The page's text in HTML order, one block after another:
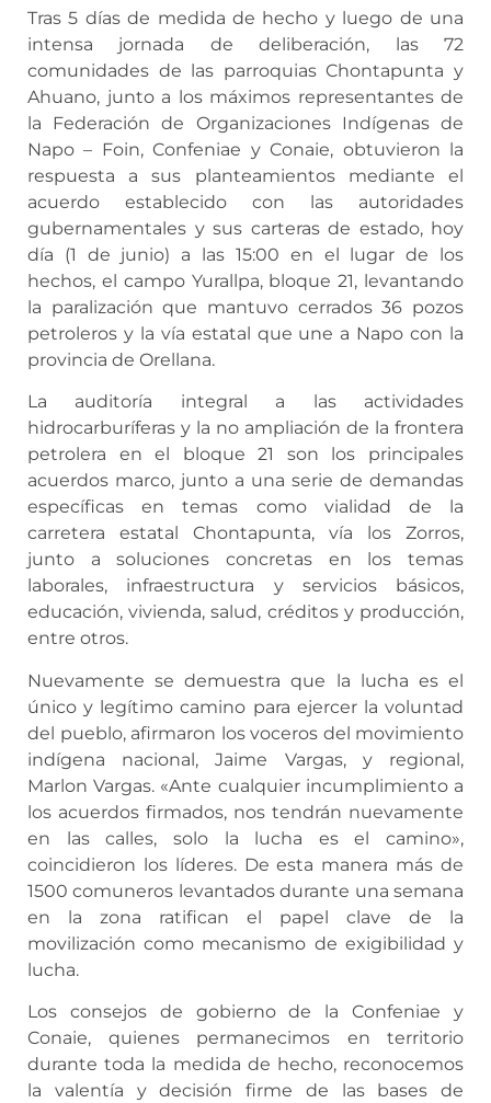
Tras 5 días de medida de hecho y luego de una
intensa jornada de deliberación, las 72
comunidades de las parroquias Chontapunta y
Ahuano, junto a los máximos representantes de
la Federación de Organizaciones Indígenas de
Napo – Foin, Confeniae y Conaie, obtuvieron la
respuesta a sus planteamientos mediante el
acuerdo establecido con las autoridades
gubernamentales y sus carteras de estado, hoy
día (1 de junio) a las 15:00 en el lugar de los
hechos, el campo Yurallpa, bloque 21, levantando
la paralización que mantuvo cerrados 36 pozos
petroleros y la vía estatal que une a Napo con la
provincia de Orellana.
La auditoría integral a las actividades
hidrocarburíferas y la no ampliación de la frontera
petrolera en el bloque 21 son los principales
acuerdos marco, junto a una serie de demandas
específicas en temas como vialidad de la
carretera estatal Chontapunta, vía los Zorros,
junto a soluciones concretas en los temas
laborales, infraestructura y servicios básicos,
educación, vivienda, salud, créditos y producción,
entre otros.
Nuevamente se demuestra que la lucha es el
único y legítimo camino para ejercer la voluntad
del pueblo, afirmaron los voceros del movimiento
indígena nacional, Jaime Vargas, y regional,
Marlon Vargas. «Ante cualquier incumplimiento a
los acuerdos firmados, nos tendrán nuevamente
en las calles, solo la lucha es el camino»,
coincidieron los líderes. De esta manera más de
1500 comuneros levantados durante una semana
en la zona ratifican el papel clave de la
movilización como mecanismo de exigibilidad y
lucha.
Los consejos de gobierno de la Confeniae y
Conaie, quienes permanecimos en territorio
durante toda la medida de hecho, reconocemos
la valentía y decisión firme de las bases de